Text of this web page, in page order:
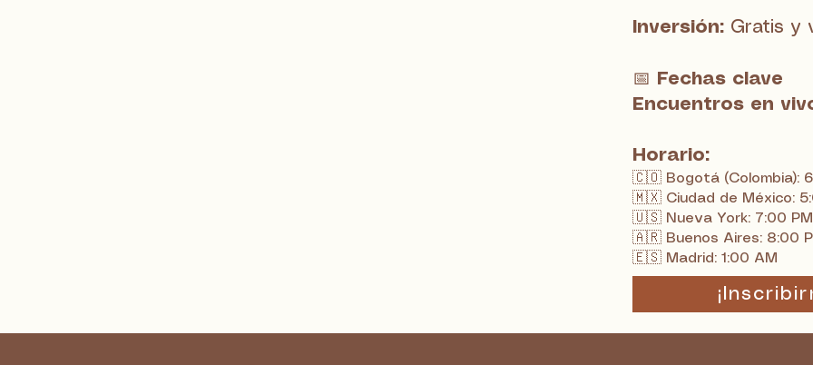
Inversión: Gratis y
📅
Fechas clave
Encuentros en
Horario:
🇨🇴 Bogotá (Colombia):
🇲🇽 Ciudad de México:
🇺🇸 Nueva York: 7:00 PM
🇦🇷 Buenos Aires: 8:00
🇪🇸 Madrid: 1:00 AM